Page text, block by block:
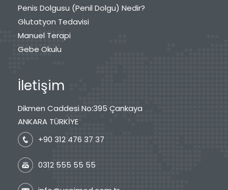
Penis Dolgusu (Penil Dolgu) Nedir?
Glutatyon Tedavisi
Manuel Terapi
Gebe Okulu
İletişim
Dikmen Caddesi No:395 Çankaya
ANKARA TÜRKİYE
+90 312 476 37 37
0312 555 55 55